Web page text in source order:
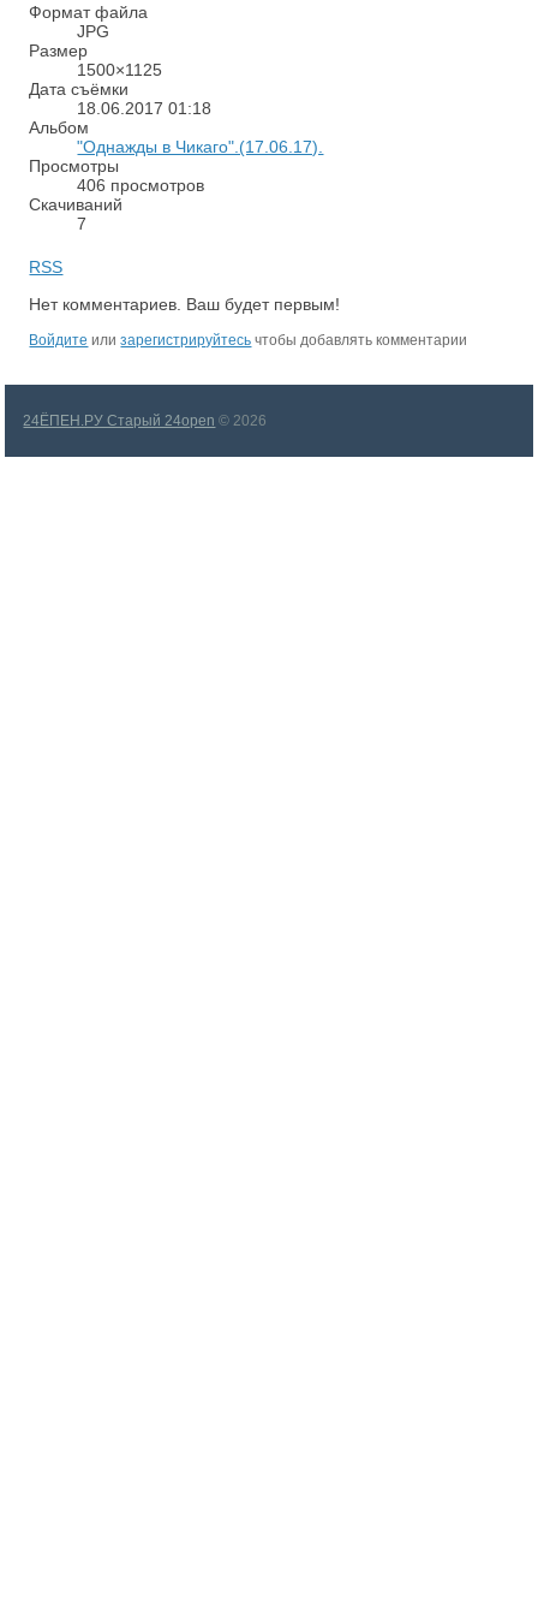
Формат файла
JPG
Размер
1500×1125
Дата съёмки
18.06.2017 01:18
Альбом
"Однажды в Чикаго".(17.06.17).
Просмотры
406 просмотров
Скачиваний
7
RSS
Нет комментариев. Ваш будет первым!
Войдите илизарегистрируйтесь чтобы добавлять комментарии
24ЁПЕН.РУ Старый 24open © 2026